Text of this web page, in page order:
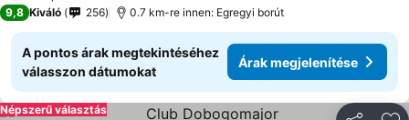
9,8 Kiváló 256 0.7 km-re innen: Egregyi borút
A pontos árak megtekintéséhez
válasszon dátumokat
Árak megjelenítése
Népszerű választás